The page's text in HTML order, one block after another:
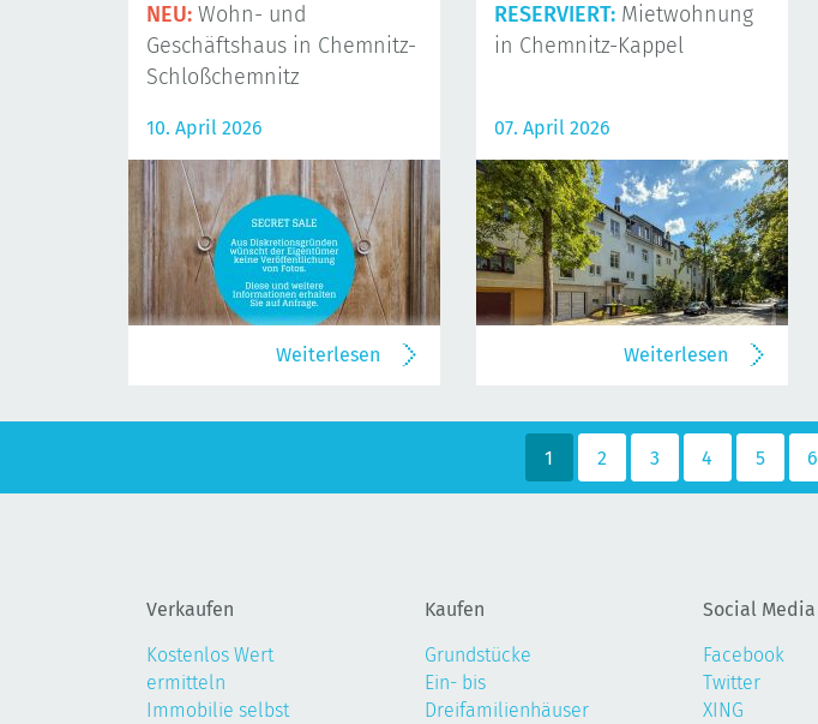
NEU: Wohn- und
Geschäftshaus in Chemnitz-
Schloßchemnitz
10. April 2026
Weiterlesen
RESERVIERT: Mietwohnung
in Chemnitz-Kappel
07. April 2026
Weiterlesen
1 2 3 4 5 6
Verkaufen
Kostenlos Wert
ermitteln
Immobilie selbst
Kaufen
Grundstücke
Ein- bis
Dreifamilienhäuser
Social Media
Facebook
Twitter
XING